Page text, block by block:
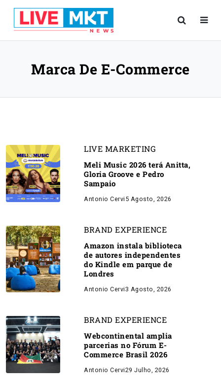
Marca De E-Commerce
LIVE MARKETING
Meli Music 2026 terá Anitta,
Gloria Groove e Pedro
Sampaio
Antonio Cervi 5 Agosto, 2026
BRAND EXPERIENCE
Amazon instala biblioteca
de autores independentes
do Kindle em parque de
Londres
Antonio Cervi3 Agosto, 2026
BRAND EXPERIENCE
Webcontinental amplia
parcerias no Fórum E-
Commerce Brasil 2026
Antonio Cervi29 Julho, 2026